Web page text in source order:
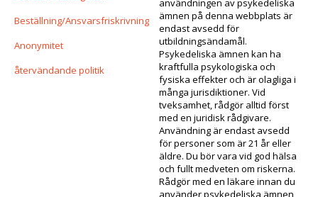
Beställning/Ansvarsfriskrivning
Anonymitet
återvändande politik
användningen av psykedeliska
ämnen på denna webbplats är
endast avsedd för
utbildningsändamål.
Psykedeliska ämnen kan ha
kraftfulla psykologiska och
fysiska effekter och är olagliga i
många jurisdiktioner. Vid
tveksamhet, rådgör alltid först
med en juridisk rådgivare.
Användning är endast avsedd
för personer som är 21 år eller
äldre. Du bör vara vid god hälsa
och fullt medveten om riskerna.
Rådgör med en läkare innan du
använder psykedeliska ämnen,